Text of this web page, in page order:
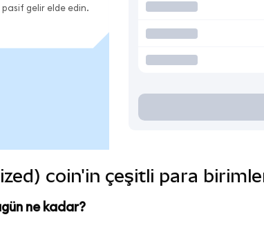
pasif gelir elde edin.
coin'in çeşitli para
ne kadar?